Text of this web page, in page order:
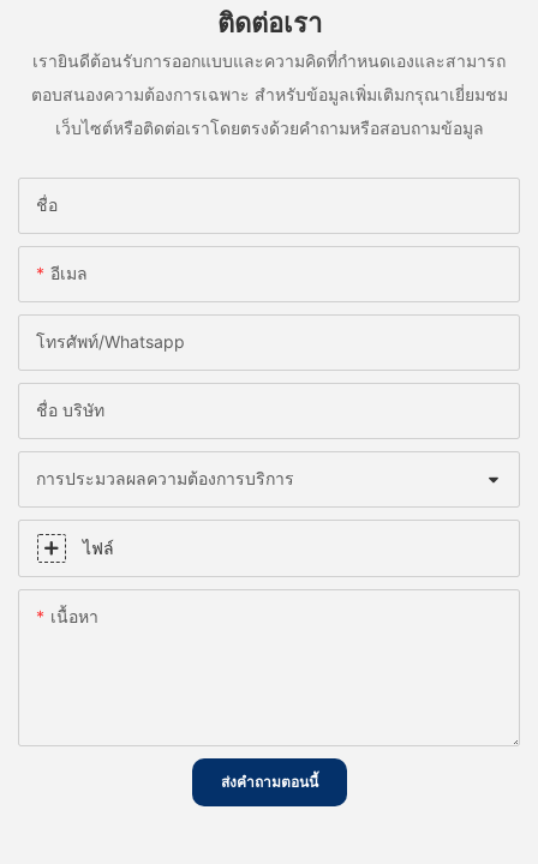
ติดต่อเรา
เรายินดีต้อนรับการออกแบบและความคิดที่กำหนดเองและสามารถ
ตอบสนองความต้องการเฉพาะ สำหรับข้อมูลเพิ่มเติมกรุณาเยี่ยมชม
เว็บไซต์หรือติดต่อเราโดยตรงด้วยคำถามหรือสอบถามข้อมูล
ชื่อ
อีเมล
โทรศัพท์/whatsapp
ชื่อ บริษัท
การประมวลผลความต้องการบริการ
ไฟล์
เนื้อหา
ส่งคำถามตอนนี้